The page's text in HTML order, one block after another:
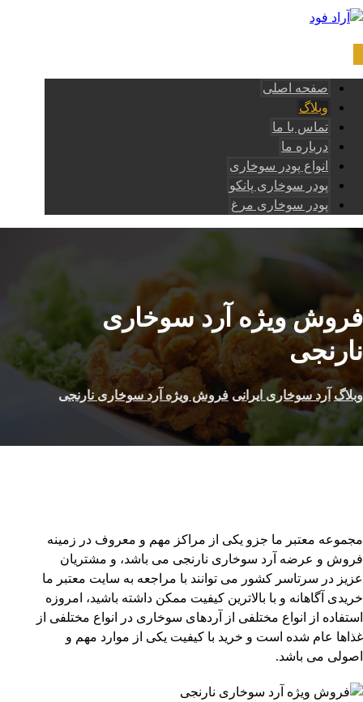
صفحه اصلی
وبلاگ
تماس با ما
درباره ما
انواع پودر سوخاری
پودر سوخاری پانکو
پودر سوخاری مرغ
فروش ویژه آرد سوخاری
نارنجی
وبلاگ آرد سوخاری ایرانی فروش ویژه آرد سوخاری نارنجی
مجموعه معتبر ما جزو یکی از مراکز مهم و معروف در زمینه
فروش و عرضه آرد سوخاری نارنجی می باشد، و مشتریان
عزیز در سرتاسر کشور می توانند با مراجعه به سایت معتبر ما
خریدی آگاهانه و با بالاترین کیفیت ممکن داشته باشید، امروزه
استفاده از انواع مختلفی از آردهای سوخاری در انواع مختلفی از
غذاها عام شده است و خرید با کیفیت یکی از موارد مهم و
اصولی می باشد.